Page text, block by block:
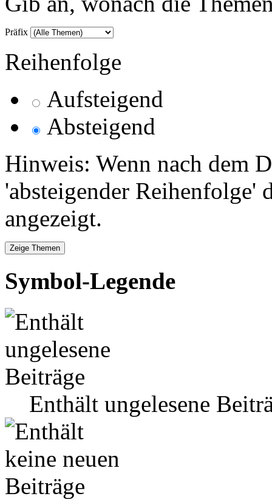
Präfix
Reihenfolge
Aufsteigend
Absteigend
Hinweis: Wenn nach dem
'absteigender Reihenfolge'
angezeigt.
Symbol-Legende
Enthält ungelesene